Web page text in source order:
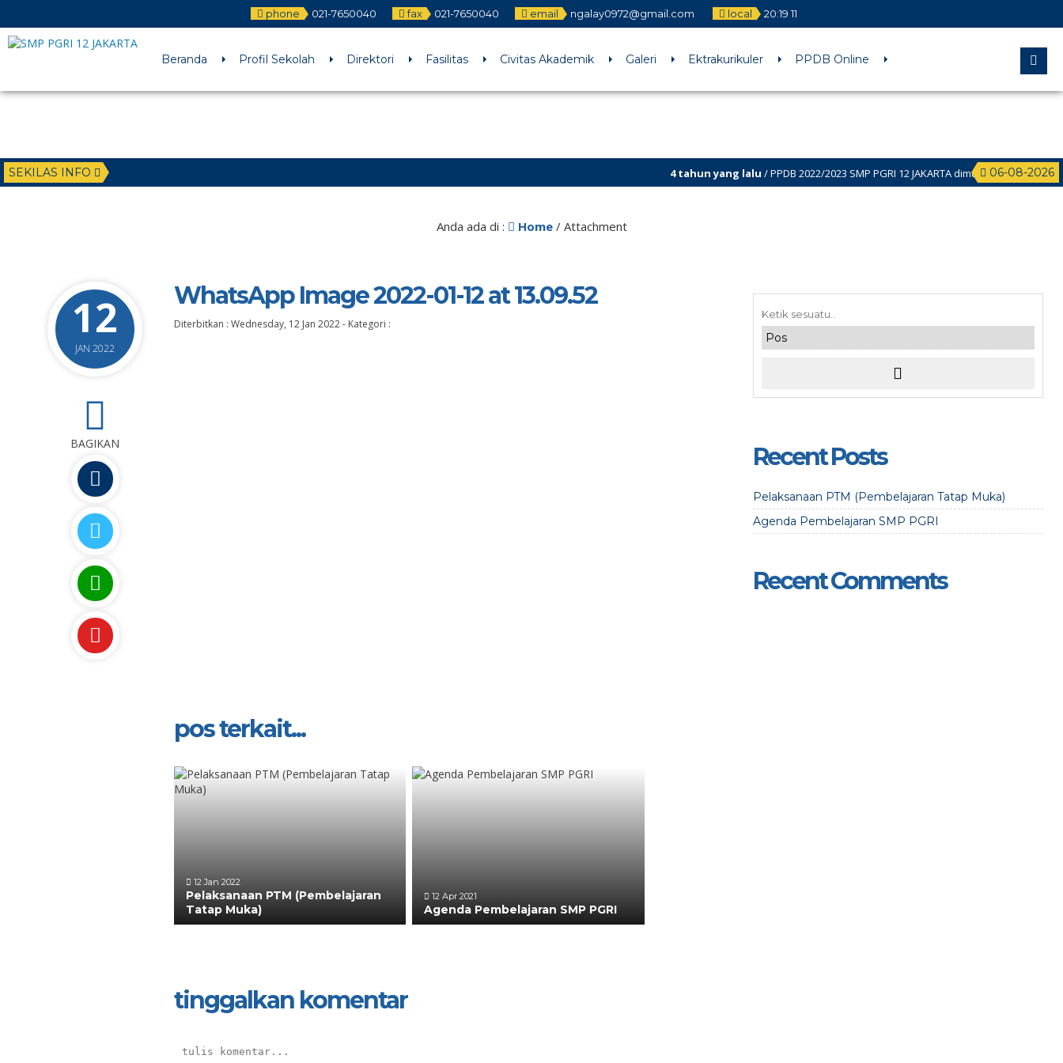
phone 021-7650040 fax 021-7650040 email ngalay0972@gmail.com local 20:19 11
Beranda Profil Sekolah Direktori Fasilitas Civitas Akademik Galeri Ektrakurikuler PPDB Online
SEKILAS INFO 06-08-2026
4 tahun yang lalu/ PPDB 2022/2023 SMP PGRI 12 JAKARTA dimulai Bulan Februari l
Anda ada di : Home/ Attachment
12
JAN 2022
WhatsApp Image 2022-01-12 at 13.09.52
Diterbitkan : Wednesday, 12 Jan 2022- Kategori :
BAGIKAN
pos terkait...
12 Jan 2022
Pelaksanaan PTM (Pembelajaran
Tatap Muka)
12 Apr 2021
Agenda Pembelajaran SMP PGRI
tinggalkan komentar
Recent Posts
Pelaksanaan PTM (Pembelajaran Tatap Muka)
Agenda Pembelajaran SMP PGRI
Recent Comments